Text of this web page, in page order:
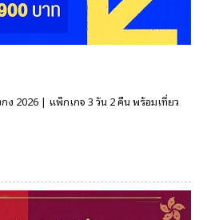
ง 2026 | แพ็กเกจ 3 วัน 2 คืน พร้อมเที่ยว